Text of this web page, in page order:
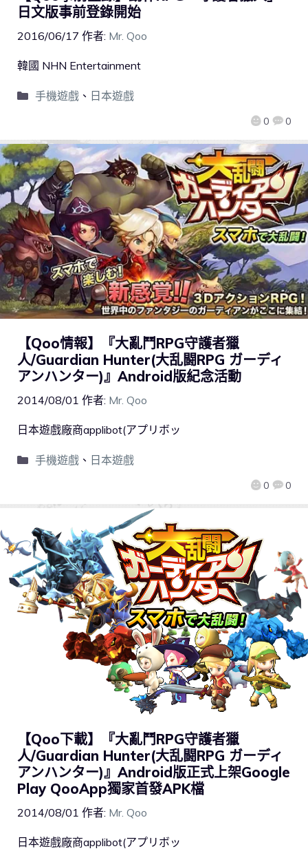
日文版事前登錄開始
2016/06/17 作者: Mr. Qoo
0 0
韓國 NHN Entertainment
手機遊戲、 日本遊戲
【Qoo情報】『大亂鬥RPG守護者獵
人/Guardian Hunter(大乱闘RPG ガーディ
アンハンター)』Android版紀念活動
2014/08/01 作者: Mr. Qoo
0 0
日本遊戲廠商applibot(アプリボッ
手機遊戲、 日本遊戲
【Qoo下載】『大亂鬥RPG守護者獵
人/Guardian Hunter(大乱闘RPG ガーディ
アンハンター)』Android版正式上架Google
Play QooApp獨家首發APK檔
2014/08/01 作者: Mr. Qoo
日本遊戲廠商applibot(アプリボッ